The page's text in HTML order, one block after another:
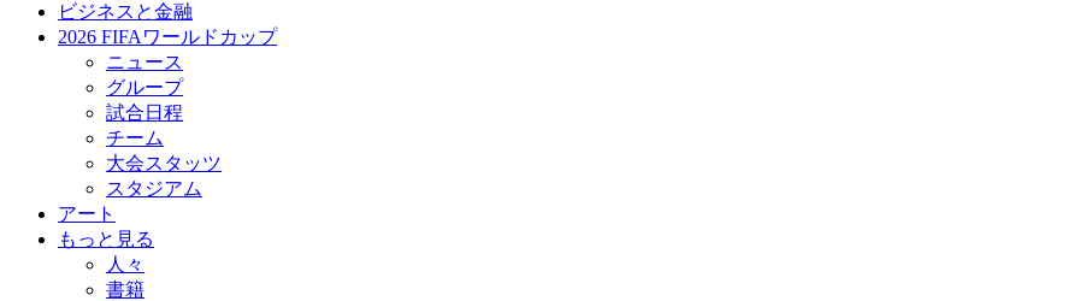
ビジネスと金融
2026 FIFAワールドカップ
ニュース
グループ
試合日程
チーム
大会スタッツ
スタジアム
アート
もっと見る
人々
書籍